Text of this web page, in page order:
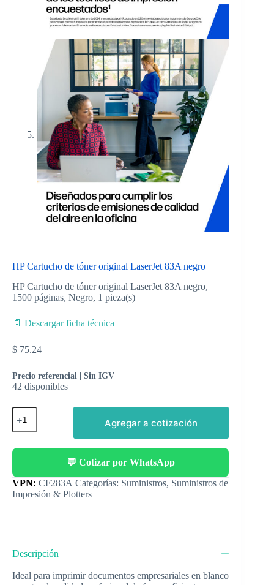
HP Cartucho de tóner original LaserJet 83A negro
HP Cartucho de tóner original LaserJet 83A negro,
1500 páginas, Negro, 1 pieza(s)
📄 Descargar ficha técnica
$ 75.24
Precio referencial | Sin IGV
42 disponibles
Agregar a cotización
💬 Cotizar por WhatsApp
Categorías: Suministros, Suministros de
Impresión & Plotters
Descripción
Ideal para imprimir documentos empresariales en blanco